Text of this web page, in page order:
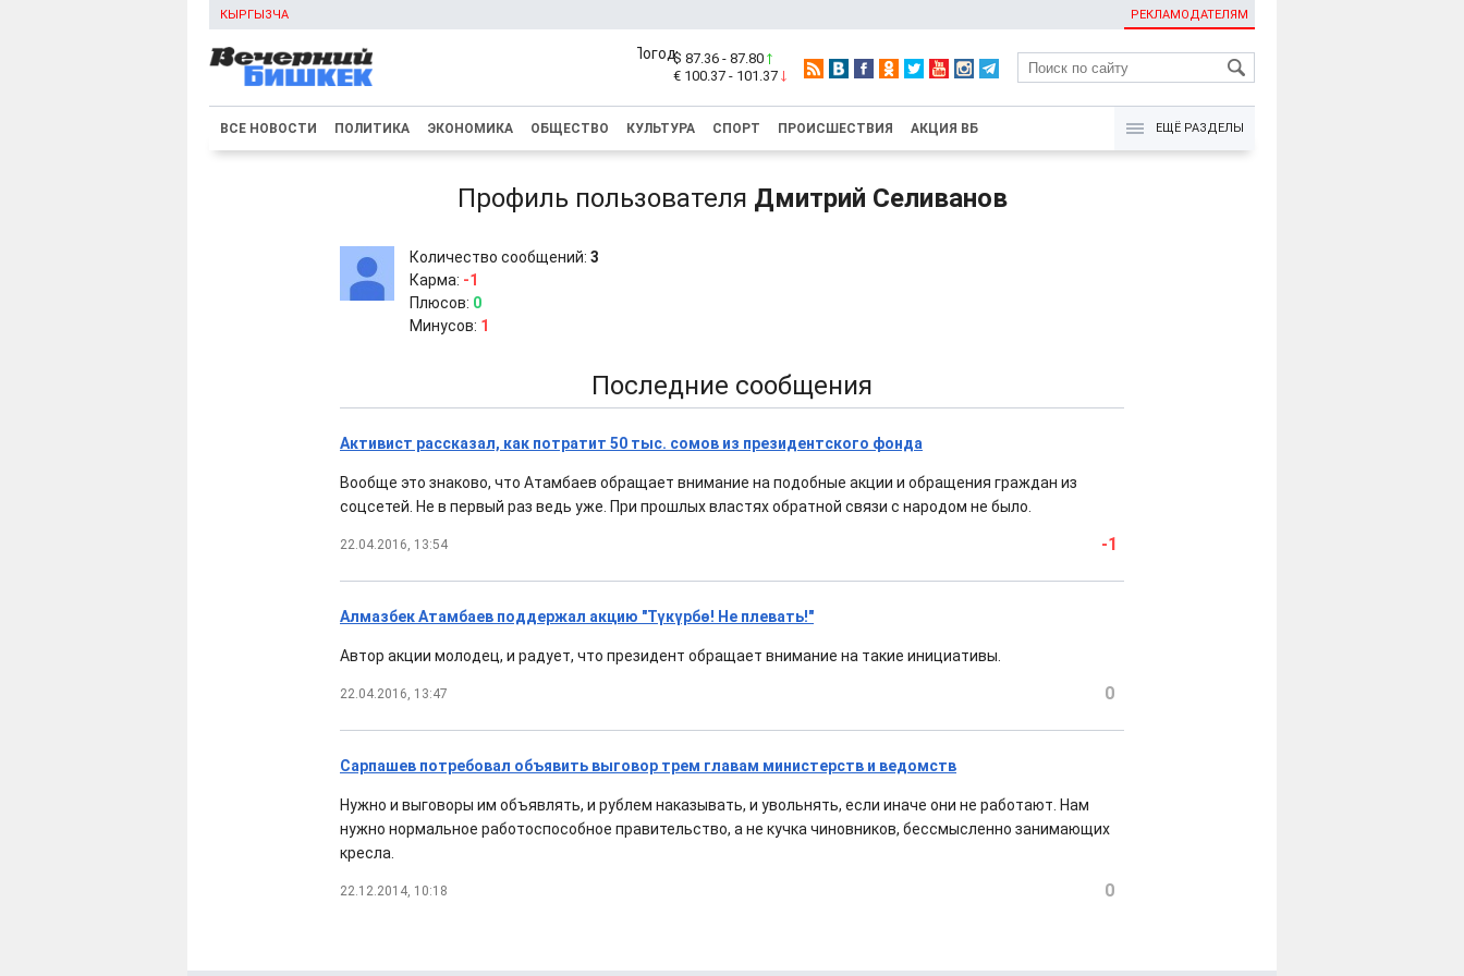
КЫРГЫЗЧА РЕКЛАМОДАТЕЛЯМ
KG
$ 87.36 - 87.80
€ 100.37 - 101.37
ВСЕ НОВОСТИ ПОЛИТИКА ЭКОНОМИКА ОБЩЕСТВО КУЛЬТУРА СПОРТ ПРОИСШЕСТВИЯ АКЦИЯ ВБ ЕЩЁ РАЗДЕЛЫ
Профиль пользователя Дмитрий Селиванов
Количество сообщений: 3
Карма: -1
Плюсов: 0
Минусов: 1
Последние сообщения
Активист рассказал, как потратит 50 тыс. сомов из президентского фонда
Вообще это знаково, что Атамбаев обращает внимание на подобные акции и обращения граждан из
соцсетей. Не в первый раз ведь уже. При прошлых властях обратной связи с народом не было.
22.04.2016, 13:54 -1
Алмазбек Атамбаев поддержал акцию "Түкүрбө! Не плевать!"
Автор акции молодец, и радует, что президент обращает внимание на такие инициативы.
22.04.2016, 13:47 0
Сарпашев потребовал объявить выговор трем главам министерств и ведомств
Нужно и выговоры им объявлять, и рублем наказывать, и увольнять, если иначе они не работают. Нам
нужно нормальное работоспособное правительство, а не кучка чиновников, бессмысленно занимающих
кресла.
22.12.2014, 10:18 0